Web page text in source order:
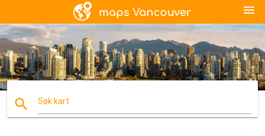
menu
search Søk kart